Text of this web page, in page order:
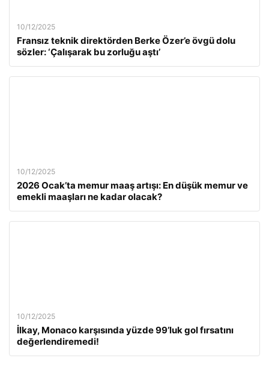
10/12/2025
Fransız teknik direktörden Berke Özer’e övgü dolu
sözler: ‘Çalışarak bu zorluğu aştı’
10/12/2025
2026 Ocak’ta memur maaş artışı: En düşük memur ve
emekli maaşları ne kadar olacak?
10/12/2025
İlkay, Monaco karşısında yüzde 99’luk gol fırsatını
değerlendiremedi!